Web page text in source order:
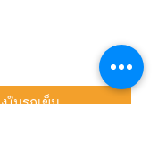
ในรถเข็น